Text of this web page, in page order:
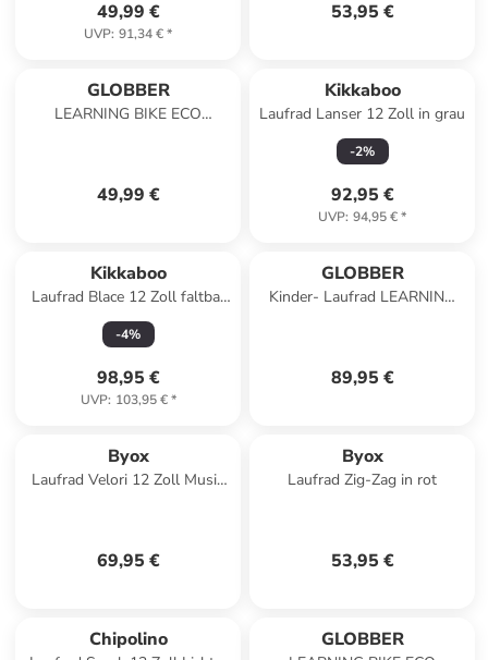
49,99 €
UVP: 91,34 €*
53,95 €
GLOBBER
LEARNING BIKE ECO
49,99 €
Kikkaboo
Laufrad Lanser 12 Zoll in grau
-2%
92,95 €
UVP: 94,95 €*
Kikkaboo
Laufrad Blace 12 Zoll faltbar
in natur
-4%
98,95 €
UVP: 103,95 €*
GLOBBER
Kinder- Laufrad LEARNING
89,95 €
Byox
Laufrad Velori 12 Zoll Musik
69,95 €
Byox
Laufrad Zig-Zag in rot
53,95 €
Chipolino GLOBBER